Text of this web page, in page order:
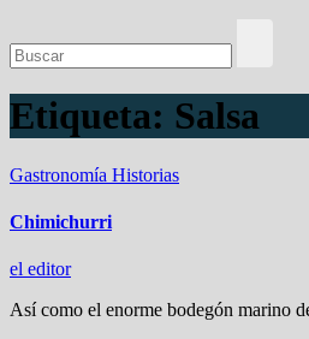
Etiqueta: Salsa
Gastronomía Historias
Chimichurri
el editor
Así como el enorme bodegón marino